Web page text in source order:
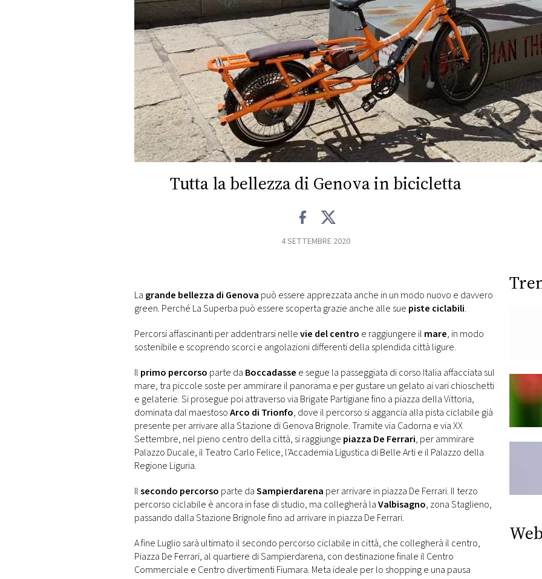
VIDEO
TV
PRINCIPATO
DI
MONACO
RMC
CONSIGLIATutta la bellezza di Genova in bicicletta
4 SETTEMBRE 2020
La grande bellezza di Genova può essere apprezzata anche in un modo nuovo e davvero
green. Perché La Superba può essere scoperta grazie anche alle sue piste ciclabili.
Percorsi affascinanti per addentrarsi nellevie del centro e raggiungere il mare, in modo
sostenibile e scoprendo scorci e angolazioni differenti della splendida città ligure.
Il primo percorso parte da Boccadasse e segue la passeggiata di corso Italia affacciata sul
mare, tra piccole soste per ammirare il panorama e per gustare un gelato ai vari chioschetti
e gelaterie. Si prosegue poi attraverso via Brigate Partigiane fino a piazza della Vittoria,
dominata dal maestosoArco di Trionfo, dove il percorso si aggancia alla pista ciclabile già
presente per arrivare alla Stazione di Genova Brignole. Tramite via Cadorna e via XX
Settembre, nel pieno centro della città, si raggiunge piazza De Ferrari, per ammirare
Palazzo Ducale, il Teatro Carlo Felice, l’Accademia Ligustica di Belle Arti e il Palazzo della
Regione Liguria.
Ilsecondo percorso parte daSampierdarena per arrivare in piazza De Ferrari. Il terzo
percorso ciclabile è ancora in fase di studio, ma collegherà laValbisagno, zona Staglieno,
passando dalla Stazione Brignole fino ad arrivare in piazza De Ferrari.
A fine Luglio sarà ultimato il secondo percorso ciclabile in città, che collegherà il centro,
Piazza De Ferrari, al quartiere di Sampierdarena, con destinazione finale il Centro
Commerciale e Centro divertimenti Fiumara. Meta ideale per lo shopping e una pausa